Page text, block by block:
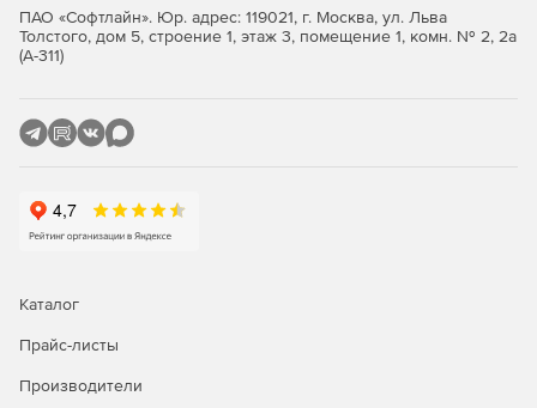
файлов и папок.
Использование разнообразных инструментов
подключение к серверам и браузеру.
автоматизации бизнес-процессов.
Автоматизация исправления неполадок; запуск
ПАО «Софтлайн». Юр. адрес: 119021, г. Москва, ул. Льва
Толстого, дом 5, строение 1, этаж 3, помещение 1, комн. № 2, 2а
(А-311)
Каталог
Прайс-листы
Производители